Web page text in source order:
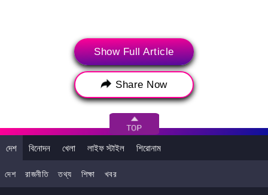
Show Full Article
Share Now
দেশ বিনোদন খেলা লাইফ স্টাইল শিরোনাম
দেশ রাজনীতি তথ্য শিক্ষা খবর